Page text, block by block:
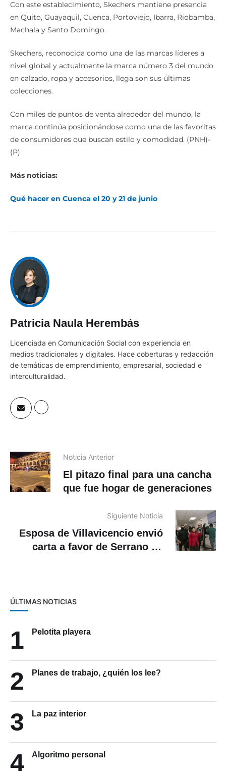
Con este establecimiento, Skechers mantiene presencia
en Quito, Guayaquil, Cuenca, Portoviejo, Ibarra, Riobamba,
Machala y Santo Domingo.
Skechers, reconocida como una de las marcas líderes a
nivel global y actualmente la marca número 3 del mundo
en calzado, ropa y accesorios, llega son sus últimas
colecciones.
Con miles de puntos de venta alrededor del mundo, la
marca continúa posicionándose como una de las favoritas
de consumidores que buscan estilo y comodidad. (PNH)-
(P)
Más noticias:
Qué hacer en Cuenca el 20 y 21 de junio
Patricia Naula Herembás
Licenciada en Comunicación Social con experiencia en
medios tradicionales y digitales. Hace coberturas y redacción
de temáticas de emprendimiento, empresarial, sociedad e
interculturalidad.
Noticia Anterior
El pitazo final para una cancha
que fue hogar de generaciones
Siguiente Noticia
Esposa de Villavicencio envió
carta a favor de Serrano en
ÚLTIMAS NOTICIAS
1 Pelotita playera
2 Planes de trabajo, ¿quién los lee?
3 La paz interior
4 Algoritmo personal